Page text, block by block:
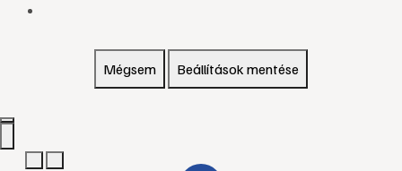
Mégsem Beállítások mentése